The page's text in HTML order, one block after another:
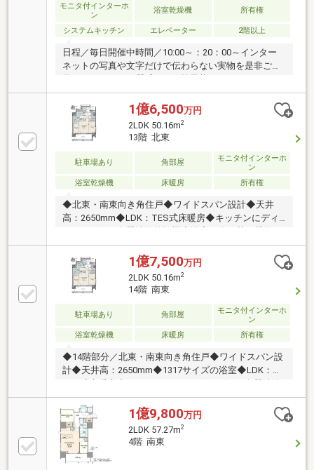
モニタ付インターホ
ン
浴室乾燥機 所有権
システムキッチン エレベーター 2階以上
日程／毎日開催中時間／10:00～：20：00～インター
ネットの写真や文字だけで伝わらない実物を是非ご見
学くださいませ～質感のある格子状マリオンとバルコ
ニーのフェンスガラスを基調とした上質あるファサー
ド。全邸角住戸仕様と採光性や通風に優れた室内環
境！
1億6,500万円
2LDK 50.16m2
13階 北東
駐車場あり 角部屋
モニタ付インターホ
ン
浴室乾燥機
床暖房 所有権
◆北東・南東向き角住戸◆ワイドスパン設計◆天井
高：2650mm◆LDK：TES式床暖房◆キッチンにディ
スポーザー、食器洗浄乾燥機◆浴室：追い焚き機能、
浴室暖房、浴室乾燥機◆LDはビルトインエアコンを採
用◆個別宅配ボックス設置◆プライバシーに配慮され
た内廊下設計◆家電の遠隔操作可能なスマートホーム
「HOMETACT」採用◆耐熱・省エネ性能を高めた
「ZEH-M Oriented」を採用◆ペット飼育可能（管理規
約による制限あり）◆戸別宅配ボックスを各階に設置
◆エントランスから住戸まで顔認証を利用可能で 鍵
の一切いらない「オール顔認証の暮らし」
1億7,500万円
2LDK 50.16m2
14階 南東
駐車場あり 角部屋
モニタ付インターホ
ン
浴室乾燥機
床暖房 所有権
◆14階部分／北東・南東向き角住戸◆ワイドスパン設
計◆天井高：2650mm◆1317サイズの浴室◆LDK：
TES式床暖房◆キッチン：ディスポーザー、食器洗浄
乾燥機◆浴室：追い焚き機能、浴室暖房、浴室乾燥機
◆LDはビルトインエアコンを採用◆投資用に適した新
橋アドレスの立地(想定賃料35万円～38万円)◆2026年
1月完成【新築】◆家電の遠隔操作可能なスマートホ
ーム「HOMETACT」採用◆耐熱・省エネ性能を高めた
「ZEH-M Oriented」を採用◆戸別宅配ボックスを各階
1億9,800万円
2LDK 57.27m2
4階 南東